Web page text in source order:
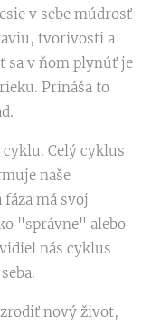
v sebe múdrosť
tvorivosti a
sa v ňom plynúť je
Prináša to
Celý cyklus
naše
má svoj
"správne" alebo
nás cyklus
zrodiť nový život,